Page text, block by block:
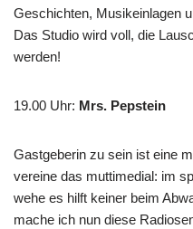
Geschichten, Musikeinlagen
Das Studio wird voll, die
werden!
19.00 Uhr: Mrs. Pepstein
Gastgeberin zu sein ist eine
vereine das muttimedial: im
wehe es hilft keiner beim
mache ich nun diese